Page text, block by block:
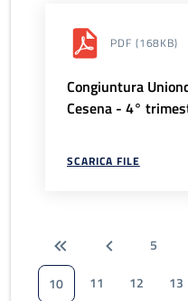
PDF (168KB)
Congiuntura
Cesena - 4°
SCARICA FILE
5
10
11 12 13